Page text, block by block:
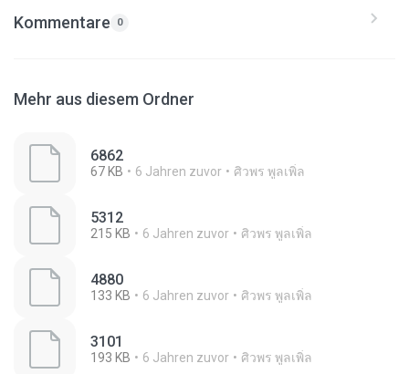
Kommentare 0
Mehr aus diesem Ordner
6862
67 KB 6 Jahren zuvor ศิวพร พูลเพิ่ล
5312
215 KB 6 Jahren zuvor ศิวพร พูลเพิ่ล
4880
133 KB 6 Jahren zuvor ศิวพร พูลเพิ่ล
3101
193 KB 6 Jahren zuvor ศิวพร พูลเพิ่ล